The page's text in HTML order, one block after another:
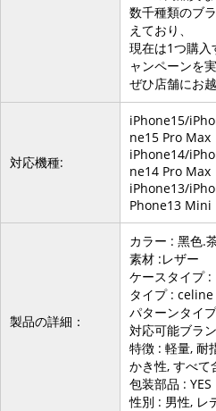
数千種類のブ
えており、
現在は1つ購入
ャンペーンを
ぜひ店舗にお
対応機種:
iPhone15/
ne15 Pro Max
iPhone14/
ne14 Pro Max
iPhone13/
Phone13 Mini
製品の詳細：
カラー : 黑色.
素材 :レザー
ケースタイプ :
タイプ :
パターンタイ
対応可能ブラ
特徴 : 軽量, 耐
かき性, すべて
包装部品 : YES
性別 : 男性, レ